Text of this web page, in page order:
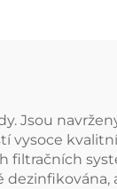
Jsou
vysoce
filtračních